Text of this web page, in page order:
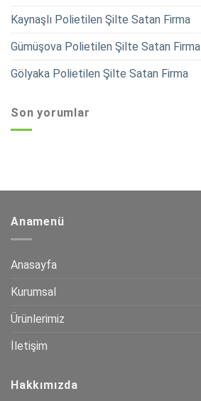
Kaynaşlı Polietilen Şilte Satan Firma
Gümüşova Polietilen Şilte Satan Firma
Gölyaka Polietilen Şilte Satan Firma
Son yorumlar
Anamenü
Anasayfa
Kurumsal
Ürünlerimiz
İletişim
Hakkımızda